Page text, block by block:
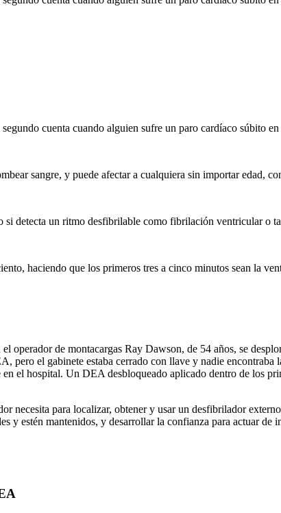
cuenta cuando alguien sufre un paro cardíaco súbito
sangre, y puede afectar a cualquiera sin importar edad,
detecta un ritmo desfibrilable como fibrilación ventricular o
haciendo que los primeros tres a cinco minutos sean la
de montacargas Ray Dawson, de 54 años, se
pero el gabinete estaba cerrado con llave y nadie
el hospital. Un DEA desbloqueado aplicado dentro de los
necesita para localizar, obtener y usar un desfibrilador
y estén mantenidos, y desarrollar la confianza para actuar